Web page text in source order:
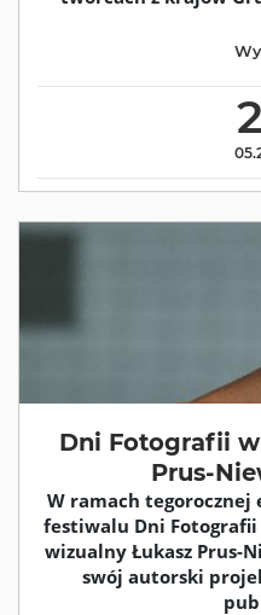
Dni Fotografii
Prus-
W ramach
festiwalu Dni
wizualny Łukasz Prus-
swój autorski